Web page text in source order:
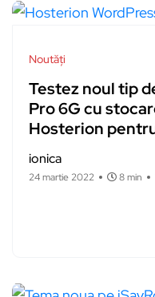
Noutăți
Testez noul tip
Pro 6G cu
Hosterion
ionica
24 martie 2022 8 min